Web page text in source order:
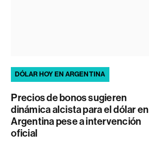
DÓLAR HOY EN ARGENTINA
Precios de bonos sugieren
dinámica alcista para el dólar en
Argentina pese a intervención
oficial